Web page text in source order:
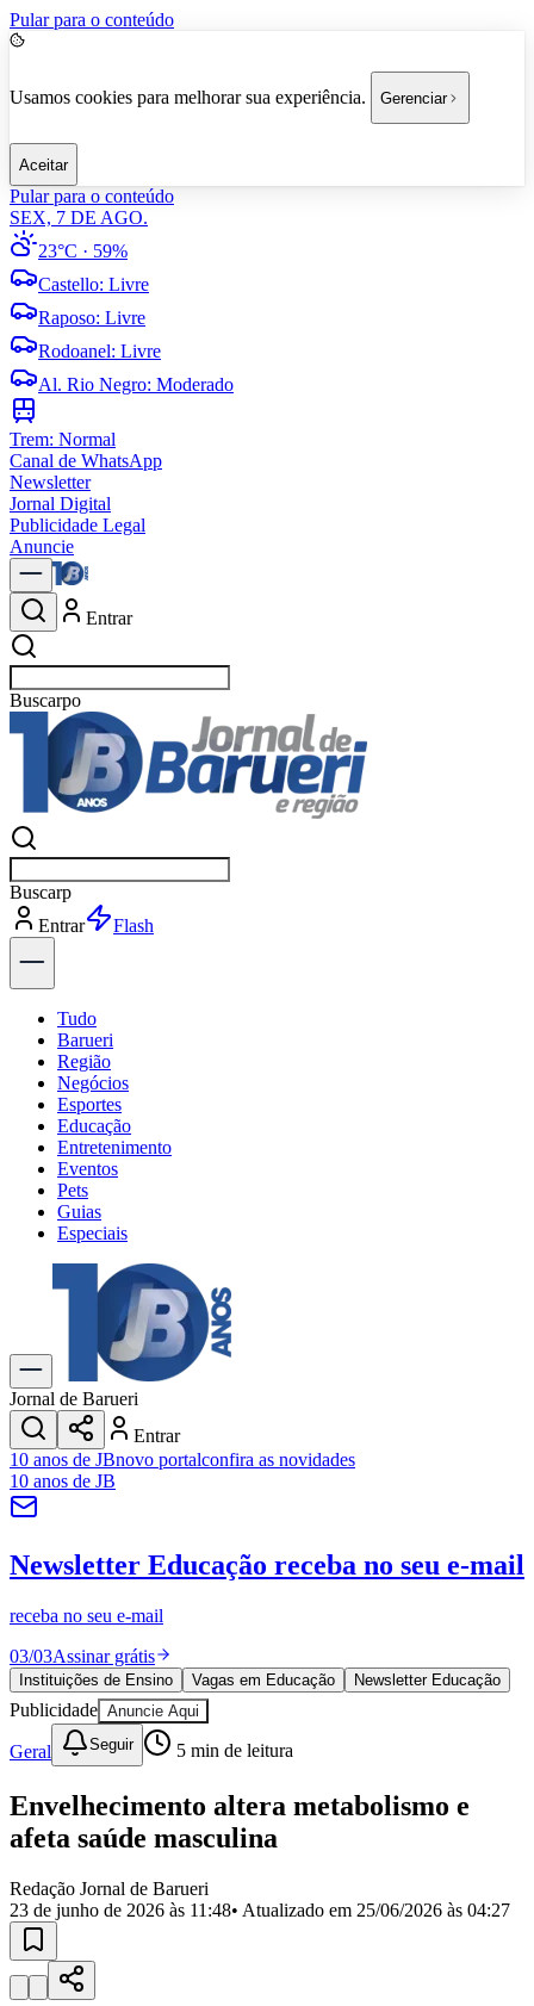
Pular para o conteúdo
Usamos cookies para melhorar sua experiência. Gerenciar
Aceitar
Pular para o conteúdo
SEX, 7 DE AGO.
23°C · 59%
Castello: Livre
Raposo: Livre
Rodoanel: Livre
Al. Rio Negro: Moderado
Trem: Normal
Canal de WhatsApp
Newsletter
Jornal Digital
Publicidade Legal
Anuncie
Entrar
Buscarnotíci
Buscarnotíc
Entrar
Explorar
Tudo
Barueri
Região
Negócios
Esportes
Educação
Entretenimento
Eventos
Pets
Guias
Especiais
Explore Tudo
Últimas Notícias
Previsão do Tempo
Trânsito e Rotas
Dia a Dia & Lazer
Transportes
Gastronomia
Cinema & Shows
JogosNovo
Para Sua Empresa
Anuncie no Portal
Cadastrar Empresa
Divulgar Vagas
Publicidade Legal
Política
Eleições
Esportes
Saúde
Segurança
Meio Ambiente
Obras
Educação
Bairros de Barueri
Aldeia Aldeia da Serra
Jornal de Barueri
Entrar
10 anos de JBnovo portalconfira as novidades
10 anos de JB
Newsletter Educação receba no seu e-mail
receba no seu e-mail
03/03Assinar grátis
Instituições de Ensino Vagas em Educação Newsletter Educação
Publicidade Anuncie Aqui
Geral Seguir 5 min de leitura
Envelhecimento altera metabolismo e
afeta saúde masculina
Redação Jornal de Barueri
23 de junho de 2026 às 11:48• Atualizado em 25/06/2026 às 04:27